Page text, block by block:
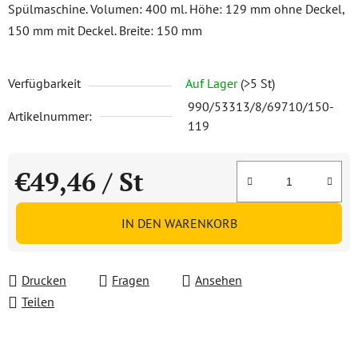
Spülmaschine. Volumen: 400 ml. Höhe: 129 mm ohne Deckel,
150 mm mit Deckel. Breite: 150 mm
Verfügbarkeit Auf Lager (>5 St)
Artikelnummer:
990/53313/8/69710/150-
119
€49,46 / St
Verkaufspreis:
IN DEN WARENKORB
Drucken Fragen
Ansehen
Teilen